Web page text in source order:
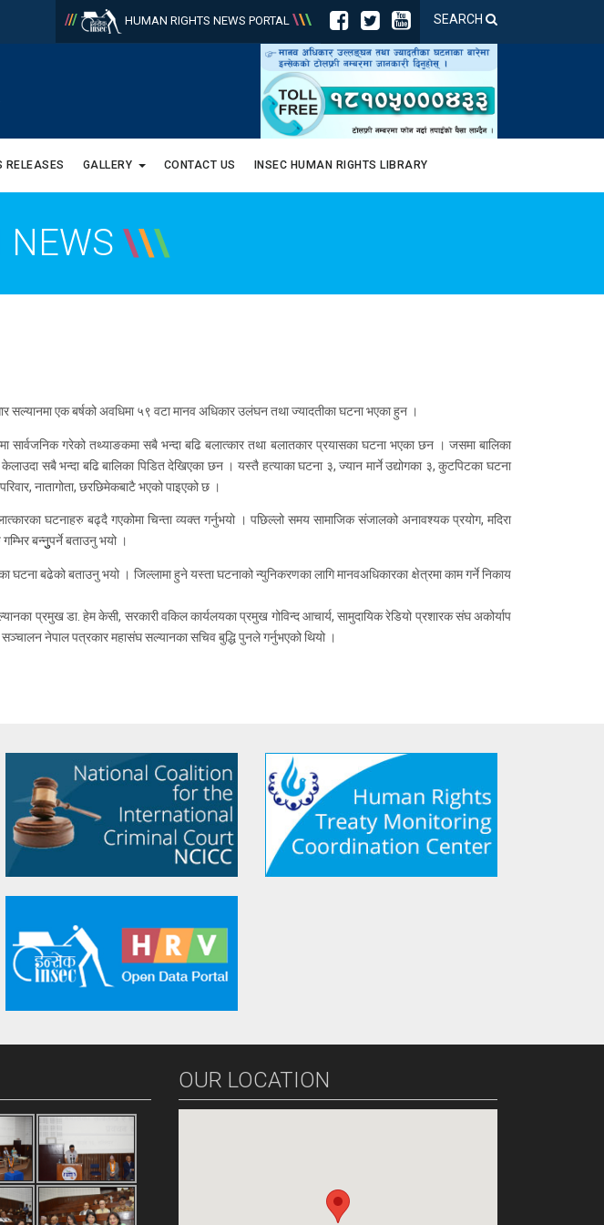
SEARCH
/// HUMAN RIGHTS NEWS PORTAL \\\
RELEASES GALLERY CONTACT US INSEC HUMAN RIGHTS LIBRARY
\\\
एक बर्षको अवधिमा ५९ वटा मानव अधिकार उलंघन तथा ज्यादतीका घटना भएका हुन ।
सार्वजनिक गरेको तथ्याङकमा सबै भन्दा बढि बलात्कार तथा बलातकार प्रयासका घटना भएका छन । जसमा बालिका
सबै भन्दा बढि बालिका पिडित देखिएका छन । यस्तै हत्याका घटना ३, ज्यान मार्ने उद्योगका ३, कुटपिटका घटना
नातागोता, छरछिमेकबाटै भएको पाइएको छ ।
घटनाहरु बढ्दै गएकोमा चिन्ता व्यक्त गर्नुभयो । पछिल्लो समय सामाजिक संजालको अनावश्यक प्रयोग, मदिरा
बन्नुुपर्ने बताउनु भयो ।
बढेको बताउनु भयो । जिल्लामा हुने यस्ता घटनाको न्युनिकरणका लागि मानवअधिकारका क्षेत्रमा काम गर्ने निकाय
प्रमुख डा. हेम केसी, सरकारी वकिल कार्यलयका प्रमुख गोविन्द आचार्य, सामुदायिक रेडियो प्रशारक संघ अकोर्याप
नेपाल पत्रकार महासंघ सल्यानका सचिव बुद्धि पुनले गर्नुभएको थियो ।
OUR LOCATION